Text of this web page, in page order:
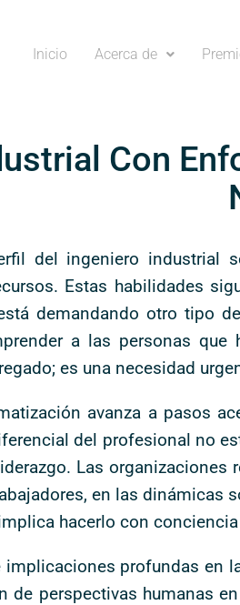
Inicio Acerca de
Con
del ingeniero industrial
Estas habilidades
demandando otro tipo
a las personas
es una necesidad
avanza a pasos
del profesional no
Las
en las dinámicas
hacerlo con
profundas en
de perspectivas humanas